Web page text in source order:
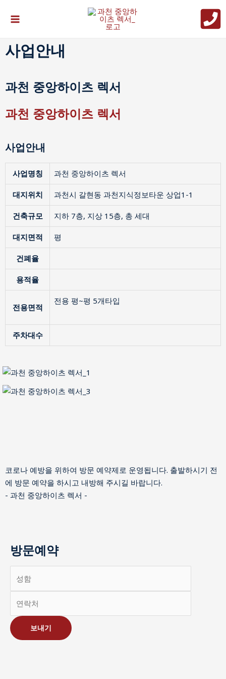
사업안내
과천 중앙하이츠 렉서
과천 중앙하이츠 렉서
사업안내
사업명칭 과천 중앙하이츠 렉서
대지위치 과천시 갈현동 과천지식정보타운 상업1-1
건축규모 지하 7층, 지상 15층, 총 세대
대지면적 평
건폐율
용적율
전용면적
전용 평~평 5개타입
주차대수
코로나 예방을 위하여 방문 예약제로 운영됩니다. 출발하시기 전
에 방문 예약을 하시고 내방해 주시길 바랍니다.
- 과천 중앙하이츠 렉서 -
방문예약